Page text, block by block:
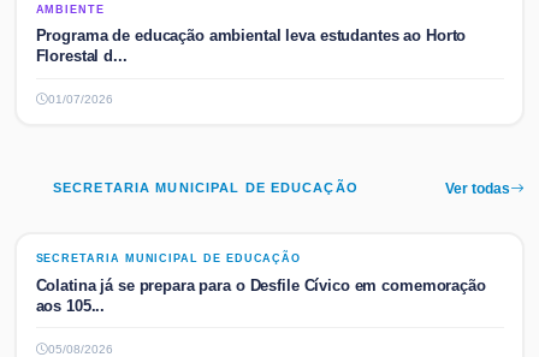
AMBIENTE
AMBIENTE
Programa de educação ambiental leva estudantes ao Horto
Florestal d...
01/07/2026
SECRETARIA MUNICIPAL DE EDUCAÇÃO Ver todas
SECRETARIA MUNICIPAL DE EDUCAÇÃO
SECRETARIA MUNICIPAL DE EDUCAÇÃO
Colatina já se prepara para o Desfile Cívico em comemoração
aos 105...
05/08/2026